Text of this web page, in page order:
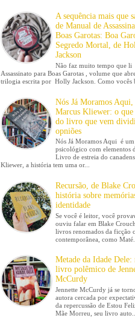
A sequência mais que
de Manual de
Boas Garotas: Boa
Segredo Mortal, de
Jackson
Não faz muito tempo que li
Assassinato para Boas Garotas , volume que
trilogia escrita por Holly Jackson. Como vocês
Nós Já Moramos Aqui,
Marcus Kliewer: o que
do livro que vem
opniões
Nós Já Moramos Aqui é
psicológico com elementos
Livro de estreia do
Kliewer, a história tem uma or...
Recursão, de Blake
história sobre
identidade
Se você é leitor, você
ouviu falar em Blake
livros renomados da ficção
contemporânea, como Maté...
Metade da Idade Dele:
livro polêmico de
McCurdy
Jennette McCurdy já se
autora cercada por
da repercussão de Estou
Mãe Morreu, seu livro auto...